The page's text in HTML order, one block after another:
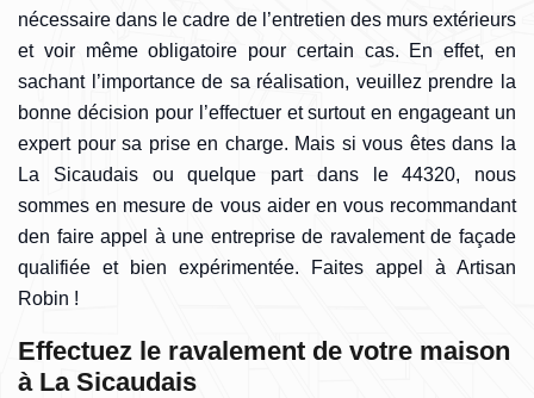
nécessaire dans le cadre de l’entretien des murs extérieurs
et voir même obligatoire pour certain cas. En effet, en
sachant l’importance de sa réalisation, veuillez prendre la
bonne décision pour l’effectuer et surtout en engageant un
expert pour sa prise en charge. Mais si vous êtes dans la
La Sicaudais ou quelque part dans le 44320, nous
sommes en mesure de vous aider en vous recommandant
den faire appel à une entreprise de ravalement de façade
qualifiée et bien expérimentée. Faites appel à Artisan
Robin !
Effectuez le ravalement de votre maison
à La Sicaudais